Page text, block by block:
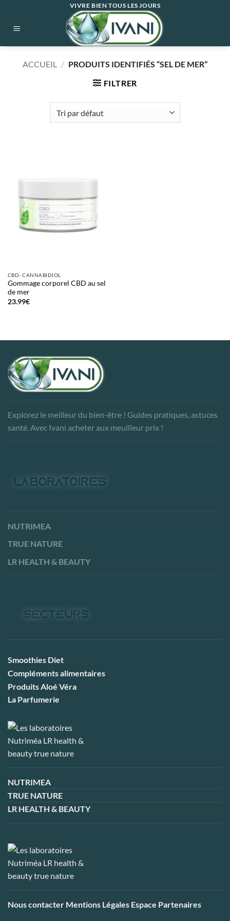
contenu
VIVRE BIEN TOUS LES JOURS
ACCUEIL / PRODUITS IDENTIFIÉS “SEL DE MER”
FILTRER
CBD- CANNABIDIOL
Gommage corporel CBD au sel
de mer
23.99€
Explorez le meilleur du bien-être ! Guides pratiques, astuces
santé. Avec Ivani acheter aux meuilleur prix !
NUTRIMEA
TRUE NATURE
LR HEALTH & BEAUTY
Smoothies Diet
Compléments alimentaires
Produits Aloé Véra
La Parfumerie
NUTRIMEA
TRUE NATURE
LR HEALTH & BEAUTY
Nous contacter Mentions Légales Espace Partenaires